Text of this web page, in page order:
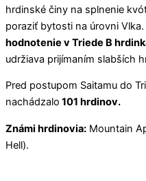
hrdinské činy na splnenie
poraziť bytosti na úrovni Vlka.
hodnotenie v Triede B
udržiava prijímaním slabších
Pred postupom Saitamu do
nachádzalo 101 hrdinov.
Známi hrdinovia: Mountain
Hell).